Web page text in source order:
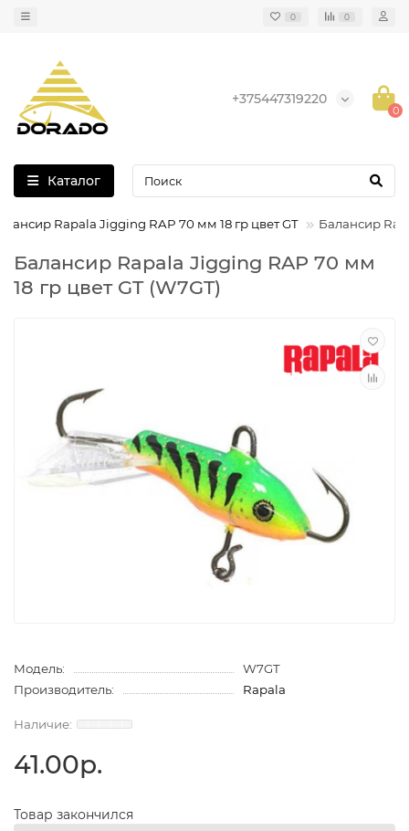
0 0
+375447319220
0
Каталог
Rapala Jigging RAP 70 мм 18 гр цвет GT Балансир
Балансир Rapala Jigging RAP 70 мм
18 гр цвет GT (W7GT)
Модель:
W7GT
Производитель:
Rapala
41.00р.
Товар закончился